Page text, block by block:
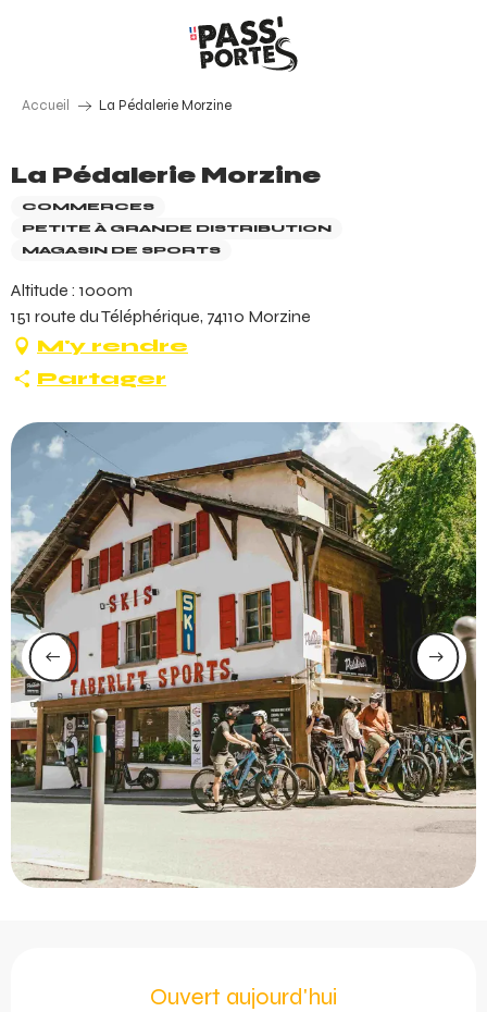
Accueil La Pédalerie Morzine
La Pédalerie Morzine
COMMERCES
PETITE À GRANDE DISTRIBUTION
MAGASIN DE SPORTS
Altitude : 1000m
151 route du Téléphérique, 74110 Morzine
M'y rendre
Partager
Ouvert aujourd'hui